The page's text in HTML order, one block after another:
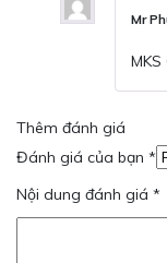
Mr
Thêm đánh giá
Đánh giá của bạn *
Nội dung đánh giá *